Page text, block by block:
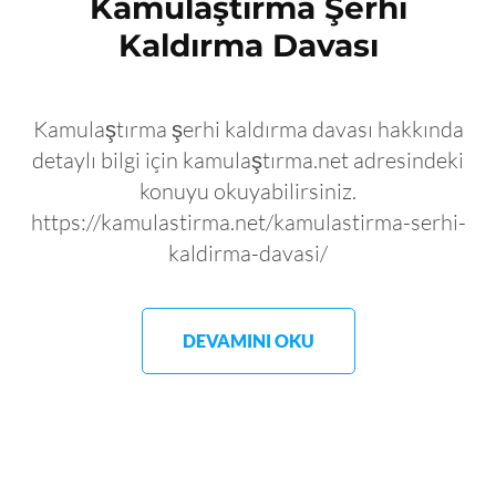
Kamulaştırma Şerhi
Kaldırma Davası
Kamulaştırma şerhi kaldırma davası hakkında
detaylı bilgi için kamulaştırma.net adresindeki
konuyu okuyabilirsiniz.
https://kamulastirma.net/kamulastirma-serhi-
kaldirma-davasi/
DEVAMINI OKU